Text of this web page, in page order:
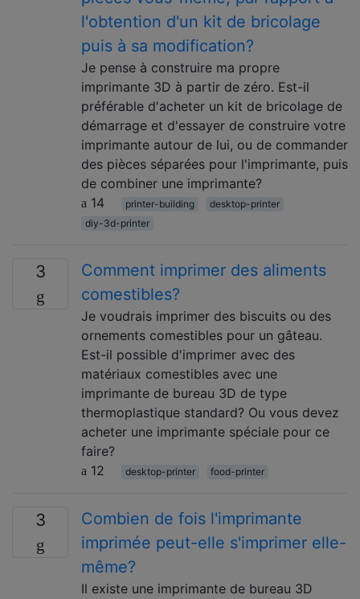
l'obtention d'un kit de bricolage
puis à sa modification?
Je pense à construire ma propre
imprimante 3D à partir de zéro. Est-il
préférable d'acheter un kit de bricolage de
démarrage et d'essayer de construire votre
imprimante autour de lui, ou de commander
des pièces séparées pour l'imprimante, puis
de combiner une imprimante?
14
printer-building
desktop-printer
diy-3d-printer
3
Comment imprimer des aliments
comestibles?
Je voudrais imprimer des biscuits ou des
ornements comestibles pour un gâteau.
Est-il possible d'imprimer avec des
matériaux comestibles avec une
imprimante de bureau 3D de type
thermoplastique standard? Ou vous devez
acheter une imprimante spéciale pour ce
faire?
12
desktop-printer food-printer
3
Combien de fois l'imprimante
imprimée peut-elle s'imprimer elle-
même?
Il existe une imprimante de bureau 3D